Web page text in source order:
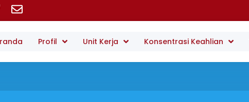
Profil Unit Kerja Konsentrasi Keahlian